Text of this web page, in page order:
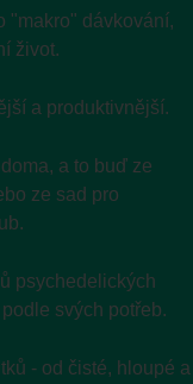
"makro" dávkování,
život.
a produktivnější.
a to buď ze
ze sad pro
psychedelických
svých potřeb.
- od čisté, hloupé a